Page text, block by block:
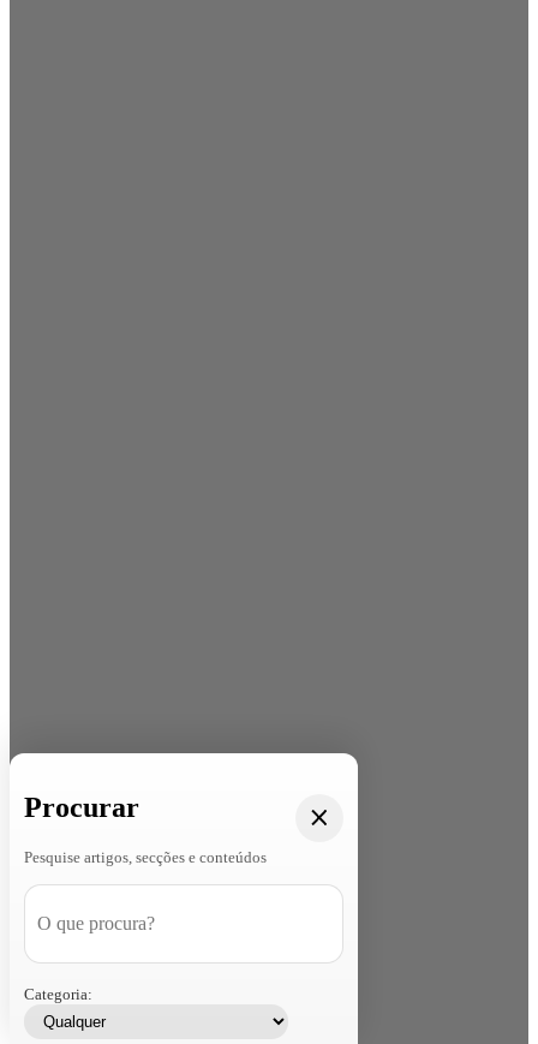
Procurar
Pesquise artigos, secções e conteúdos
Categoria: